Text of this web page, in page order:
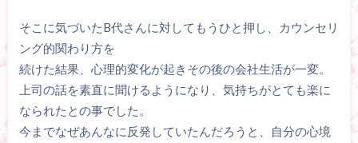
そこに気づいたB代さんに対してもうひと押し、カウンセリ
ング的関わり方を
続けた結果、心理的変化が起きその後の会社生活が一変。
上司の話を素直に聞けるようになり、気持ちがとても楽に
なられたとの事でした。
今までなぜあんなに反発していたんだろうと、自分の心境